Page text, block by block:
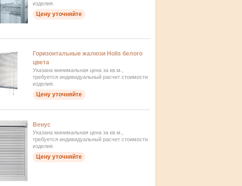
изделия.
Цену уточняйте
Горизонтальные жалюзи Holis белого
цвета
Указана минимальная цена за кв.м.,
требуется индивидуальный расчет стоимости
изделия.
Цену уточняйте
Венус
Указана минимальная цена за кв.м.,
требуется индивидуальный расчет стоимости
изделия.
Цену уточняйте